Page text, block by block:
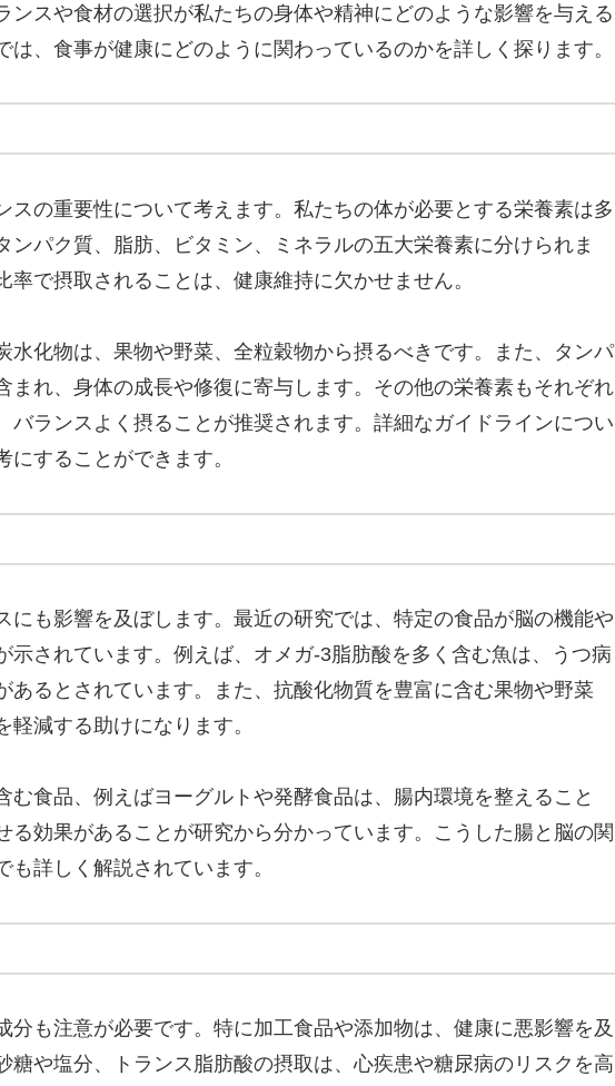
ンスや食材の選択が私たちの身体や精神にどのような影響を与える
は、食事が健康にどのように関わっているのかを詳しく探ります。
スの重要性について考えます。私たちの体が必要とする栄養素は多
ンパク質、脂肪、ビタミン、ミネラルの五大栄養素に分けられま
で摂取されることは、健康維持に欠かせません。
水化物は、果物や野菜、全粒穀物から摂るべきです。また、タンパ
まれ、身体の成長や修復に寄与します。その他の栄養素もそれぞれ
バランスよく摂ることが推奨されます。詳細なガイドラインについ
にすることができます。
にも影響を及ぼします。最近の研究では、特定の食品が脳の機能や
示されています。例えば、オメガ-3脂肪酸を多く含む魚は、うつ病
あるとされています。また、抗酸化物質を豊富に含む果物や野菜
減する助けになります。
む食品、例えばヨーグルトや発酵食品は、腸内環境を整えること
る効果があることが研究から分かっています。こうした腸と脳の関
も詳しく解説されています。
分も注意が必要です。特に加工食品や添加物は、健康に悪影響を及
糖や塩分、トランス脂肪酸の摂取は、心疾患や糖尿病のリスクを高